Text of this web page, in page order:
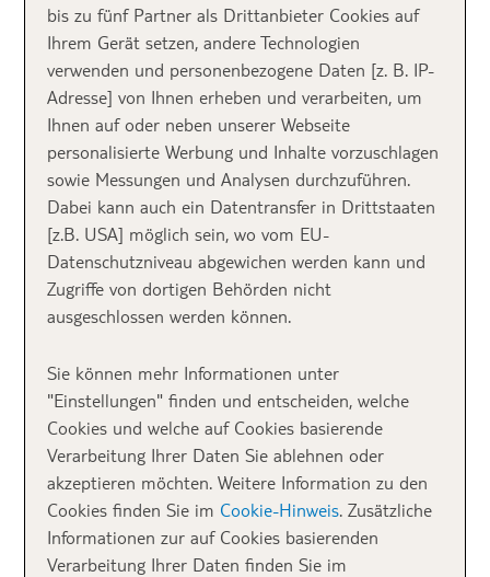
die Rezeption des RIU Palace Maldivas
Unterbringung im RIU
Palace Maldivas
Einen Willkommensdrink und eine kurze Einweisung
und werden über die 800 Meter lange Brücke, die das
RIU Palace Maldivas mit dem RIU Atoll auf der Insel
Maafushi verbindet, zu unserer Juniorsuite gebracht.
Wir fahren vorbei an den Wasservillen des RIU Palace.
Immer drei Suiten teilen sich einen Gebäudekomplex,
die mittlere hat sogar noch einen kleinen, eigenen
Pool auf der zum Meer hin offenen Terrasse.
bis zu fünf Partner als Drittanbieter Cookies auf
Ihrem Gerät setzen, andere Technologien
verwenden und personenbezogene Daten [z. B. IP-
Adresse] von Ihnen erheben und verarbeiten, um
Ihnen auf oder neben unserer Webseite
personalisierte Werbung und Inhalte vorzuschlagen
sowie Messungen und Analysen durchzuführen.
Dabei kann auch ein Datentransfer in Drittstaaten
[z.B. USA] möglich sein, wo vom EU-
Datenschutzniveau abgewichen werden kann und
Zugriffe von dortigen Behörden nicht
ausgeschlossen werden können.
Sie können mehr Informationen unter
"Einstellungen" finden und entscheiden, welche
Cookies und welche auf Cookies basierende
Verarbeitung Ihrer Daten Sie ablehnen oder
akzeptieren möchten. Weitere Information zu den
Cookies finden Sie im Cookie-Hinweis. Zusätzliche
Informationen zur auf Cookies basierenden
Verarbeitung Ihrer Daten finden Sie im